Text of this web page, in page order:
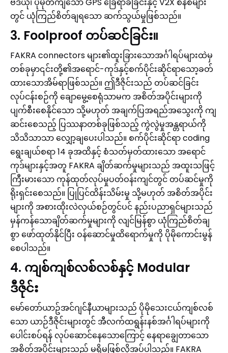
ဗီဒီယို၊ ပိုမိုတိကျသော GPS ခြေရာခံခြင်းနှင့် V2X စနစ်များ
တွင် ယုံကြည်စိတ်ချရသော ဆက်သွယ်မှုဖြစ်သည်။
3. Foolproof တပ်ဆင်ခြင်း။
FAKRA connectors များ၏ထူးခြားသောအင်္ဂါရပ်များထဲမှ
တစ်ခုမှာ၎င်းတို့၏အရောင်-ကုဒ်နှင့်စက်ပိုင်းဆိုင်ရာသော့ခတ်
ထားသောအိမ်ရာဖြစ်သည်။ ဤဒီဇိုင်းသည် တပ်ဆင်ခြင်း
လုပ်ငန်းစဉ်ကို ချောမွေ့စေရုံသာမက အစိတ်အပိုင်းများကို
ပျက်စီးစေနိုင်သော သို့မဟုတ် အချက်ပြအရည်အသွေးကို ကျ
ဆင်းစေသည့် ပြဿနာတစ်ခုဖြစ်သည့် ကွဲလွဲမှုအန္တရာယ်ကို
သိသိသာသာ လျှော့ချပေးပါသည်။ စက်ပိုင်းဆိုင်ရာ coding
ရွေးချယ်စရာ 14 ခုအထိနှင့် စံသတ်မှတ်ထားသော အရောင်
ကုဒ်များနှင့်အတူ FAKRA ချိတ်ဆက်မှုများသည် အထူးသဖြင့်
ကြီးမားသော ကုန်ထုတ်လုပ်မှုပတ်ဝန်းကျင်တွင် တပ်ဆင်မှုကို
ရိုးရှင်းစေသည်။ ပြုပြင်ထိန်းသိမ်းမှု သို့မဟုတ် အစိတ်အပိုင်း
များကို အစားထိုးလဲလှယ်စဉ်တွင်ပင် နည်းပညာရှင်များသည်
မှန်ကန်သောချိတ်ဆက်မှုများကို လျင်မြန်စွာ ယုံကြည်စိတ်ချ
စွာ ဖော်ထုတ်နိုင်ပြီး ဝန်ဆောင်မှုထိရောက်မှုကို ပိုမိုကောင်းမွန်
စေပါသည်။
4. ကျစ်ကျစ်လစ်လစ်နှင့် Modular
ဒီဇိုင်း
မော်တော်ယာဥ်အင်ဂျင်နီယာများသည် ပိုမိုသေးငယ်ကျစ်လစ်
သော ယာဉ်ဒီဇိုင်းများတွင် အီလက်ထရွန်းနစ်အင်္ဂါရပ်များကို
ပေါင်းစပ်ရန် လုပ်ဆောင်နေသောကြောင့် နေရာချွေတာသော
အစိတ်အပိုင်းများသည် မရှိမဖြစ်လိုအပ်ပါသည်။ FAKRA